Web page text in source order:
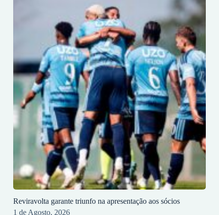
Reviravolta garante triunfo na apresentação aos sócios
1 de Agosto, 2026